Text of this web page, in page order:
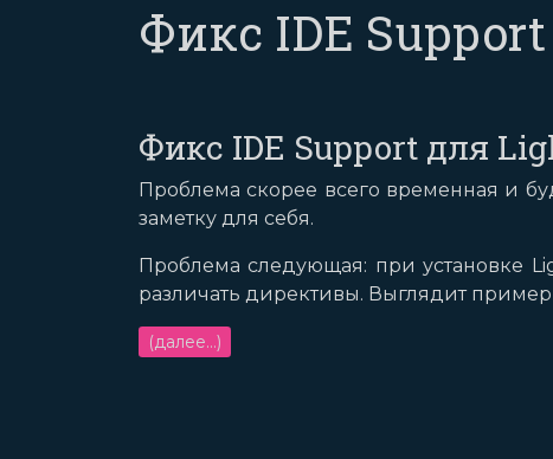
Фикс IDE
Фикс IDE Support для
Проблема скорее всего временная и
заметку для себя.
Проблема следующая: при установке
различать директивы. Выглядит
(далее…)